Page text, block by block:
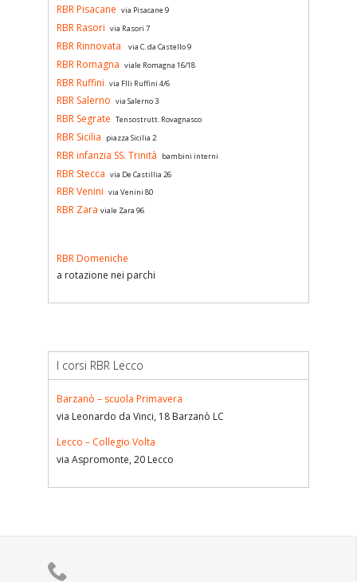
RBR Pisacane via Pisacane 9
RBR Rasori via Rasori 7
RBR Rinnovata via C. da Castello 9
RBR Romagna viale Romagna 16/18
RBR Ruffini via Flli Ruffini 4/6
RBR Salerno via Salerno 3
RBR Segrate Tensostrutt. Rovagnasco
RBR Sicilia piazza Sicilia 2
RBR infanzia SS. Trinità bambini interni
RBR Stecca via De Castillia 26
RBR Venini via Venini 80
RBR Zara viale Zara 96
RBR Domeniche
a rotazione nei parchi
I corsi RBR Lecco
Barzanò – scuola Primavera
via Leonardo da Vinci, 18 Barzanò LC
Lecco – Collegio Volta
via Aspromonte, 20 Lecco
